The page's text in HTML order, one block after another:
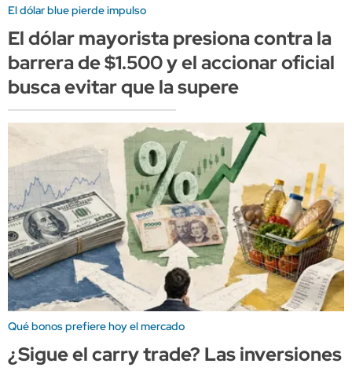
El dólar blue pierde impulso
El dólar mayorista presiona contra la
barrera de $1.500 y el accionar oficial
busca evitar que la supere
Qué bonos prefiere hoy el mercado
¿Sigue el carry trade? Las inversiones